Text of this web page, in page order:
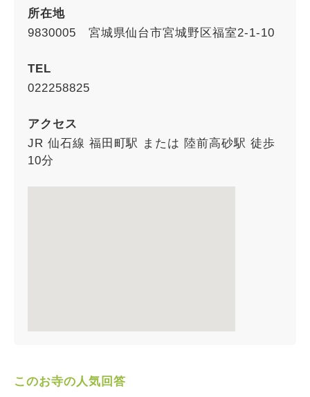
所在地
9830005 宮城県仙台市宮城野区福室2-1-10
TEL
022258825
アクセス
JR 仙石線 福田町駅 または 陸前高砂駅 徒歩
10分
このお寺の人気回答